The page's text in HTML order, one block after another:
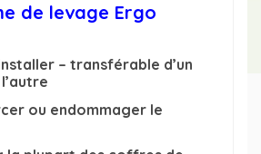
de levage Ergo
– transférable d’un
ou endommager le